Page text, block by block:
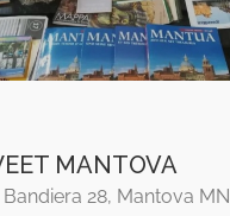
MANTOVA
28, Mantova MN